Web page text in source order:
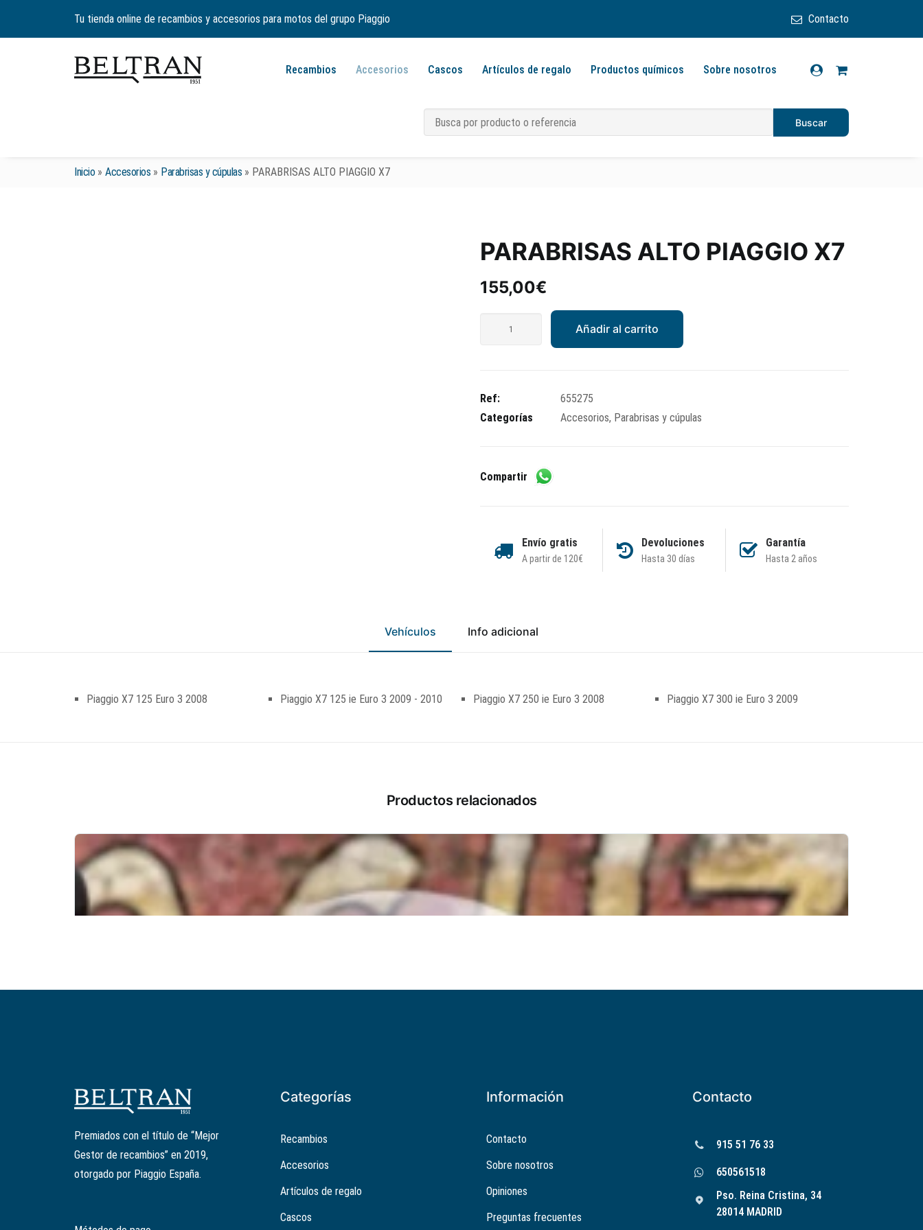
Tu tienda online de recambios y accesorios para motos del grupo Piaggio Contacto
Recambios Accesorios Cascos Artículos de regalo Productos químicos Sobre nosotros
Inicio» Accesorios » Parabrisas y cúpulas » PARABRISAS ALTO PIAGGIO X7
PARABRISAS ALTO PIAGGIO X7
155,00€
cantidad
Añadir al carrito
Ref:
655275
Categorías
Accesorios, Parabrisas y cúpulas
Compartir
Envío gratis
A partir de 120€
Devoluciones
Hasta 30 días
Garantía
Hasta 2 años
Vehículos Info adicional
Piaggio X7 125 Euro 3 2008 Piaggio X7 125 ie Euro 3 2009 - 2010 Piaggio X7 250 ie Euro 3 2008 Piaggio X7 300 ie Euro 3 2009
Productos relacionados
Premiados con el título de “Mejor
Gestor de recambios” en 2019,
otorgado por Piaggio España.
Categorías
Recambios
Accesorios
Artículos de regalo
Cascos
Información
Contacto
Sobre nosotros
Opiniones
Preguntas frecuentes
Contacto
915 51 76 33
650561518
Pso. Reina Cristina, 34
28014 MADRID